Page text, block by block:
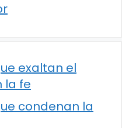
exaltan el
la fe
condenan la